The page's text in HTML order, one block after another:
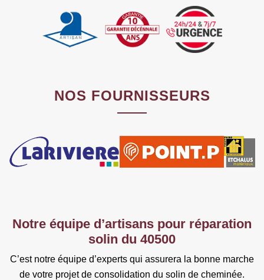
NOS FOURNISSEURS
Notre équipe d’artisans pour réparation
solin du 40500
C’est notre équipe d’experts qui assurera la bonne marche
de votre projet de consolidation du solin de cheminée.